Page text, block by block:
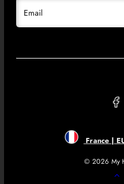
Email
France |
© 2026 My